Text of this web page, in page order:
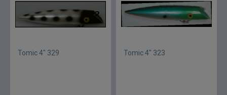
Tomic 4" 329 Tomic 4" 323